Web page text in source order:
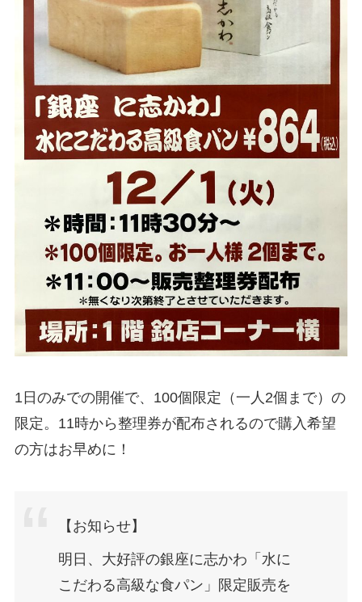
1日のみでの開催で、100個限定（一人2個まで）の
限定。11時から整理券が配布されるので購入希望
の方はお早めに！
【お知らせ】
明日、大好評の銀座に志かわ「水に
こだわる高級な食パン」限定販売を